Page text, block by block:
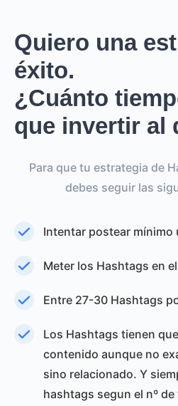
Quiero una
éxito.
¿Cuánto
que invertir al
Para que tu estrategia de
debes seguir las
Intentar postear mínimo
Meter los Hashtags en
Entre 27-30 Hashtags
Los Hashtags tienen
contenido aunque no
sino relacionado. Y
hashtags segun el nº